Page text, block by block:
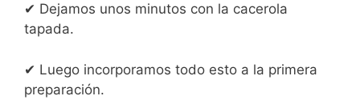
✔ Dejamos unos minutos con la cacerola
tapada.
✔ Luego incorporamos todo esto a la primera
preparación.